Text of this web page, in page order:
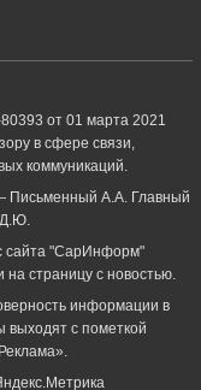
от 01 марта 2021
в сфере связи,
коммуникаций.
А.А. Главный
сайта "СарИнформ"
на страницу с новостью.
информации в
выходят с пометкой